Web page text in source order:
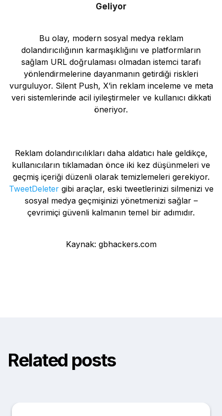
Geliyor
Bu olay, modern sosyal medya reklam
dolandırıcılığının karmaşıklığını ve platformların
sağlam URL doğrulaması olmadan istemci tarafı
yönlendirmelerine dayanmanın getirdiği riskleri
vurguluyor. Silent Push, X’in reklam inceleme ve meta
veri sistemlerinde acil iyileştirmeler ve kullanıcı dikkati
öneriyor.
Reklam dolandırıcılıkları daha aldatıcı hale geldikçe,
kullanıcıların tıklamadan önce iki kez düşünmeleri ve
geçmiş içeriği düzenli olarak temizlemeleri gerekiyor.
TweetDeletergibi araçlar, eski tweetlerinizi silmenizi ve
sosyal medya geçmişinizi yönetmenizi sağlar –
çevrimiçi güvenli kalmanın temel bir adımıdır.
Kaynak: gbhackers.com
Related posts